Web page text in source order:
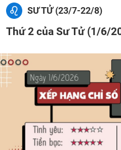
SƯ TỬ (23/7-22/8)
Thứ 2 của Sư Tử (1/6/